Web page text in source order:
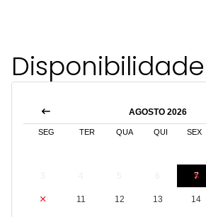
Disponibilidade
AGOSTO 2026
SEG TER QUA QUI SEX
7
10 11 12 13 14